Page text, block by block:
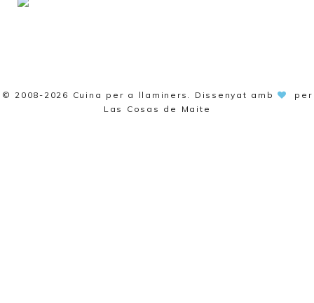
© 2008-2026 Cuina per a llaminers . Dissenyat amb
per
Las Cosas de Maite